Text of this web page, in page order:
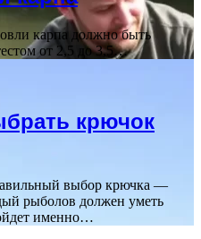
карпа должно быть
от 2,5 до 3,5…
крючок
выбор крючка —
рыболов должен уметь
именно…